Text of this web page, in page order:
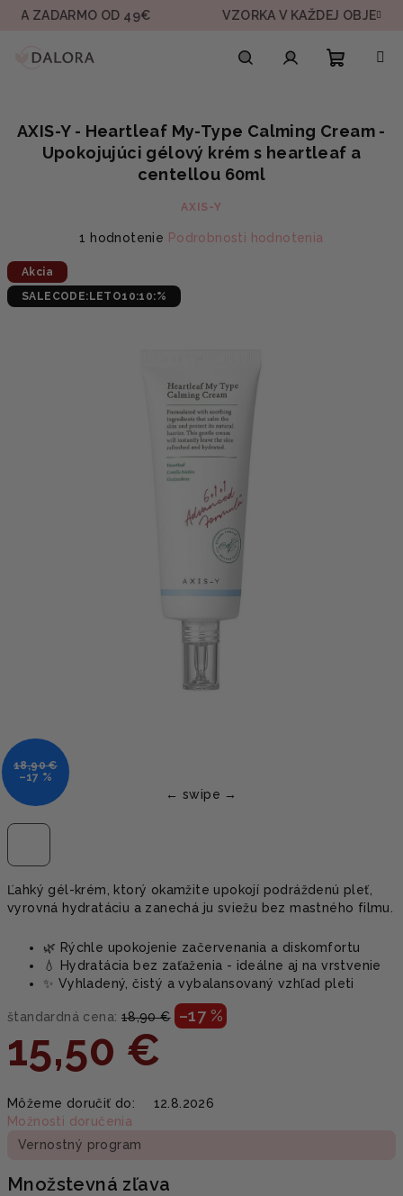
Prejsť
OD 49€ VZORKA V KAŽDEJ OBJEDNÁVKE
košík
Ľahký gél-krém, ktorý okamžite upokojí podráždenú pleť,
vyrovná hydratáciu a zanechá ju sviežu bez mastného filmu.
🌿 Rýchle upokojenie začervenania a diskomfortu
💧 Hydratácia bez zaťaženia - ideálne aj na vrstvenie
✨ Vyhladený, čistý a vybalansovaný vzhľad pleti
štandardná cena: 18,90 € –17 %
15,50 €
cena:
Môžeme doručiť do:
12.8.2026
Možnosti doručenia
Vernostný program
Množstevná zľava
AXIS-Y - Heartleaf My-Type Calming Cream -
Upokojujúci gélový krém s heartleaf a
centellou 60ml
AXIS-Y
Priemerné
je
5,0
1 hodnotenie Podrobnosti hodnotenia
Akcia
SALECODE:LETO10:10:%
18,90 €
–17 %